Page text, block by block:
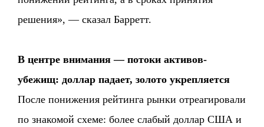
решения», — сказал Барретт.
В центре внимания — потоки активов-
убежищ: доллар падает, золото укрепляется
После понижения рейтинга рынки отреагировали
по знакомой схеме: более слабый доллар США и